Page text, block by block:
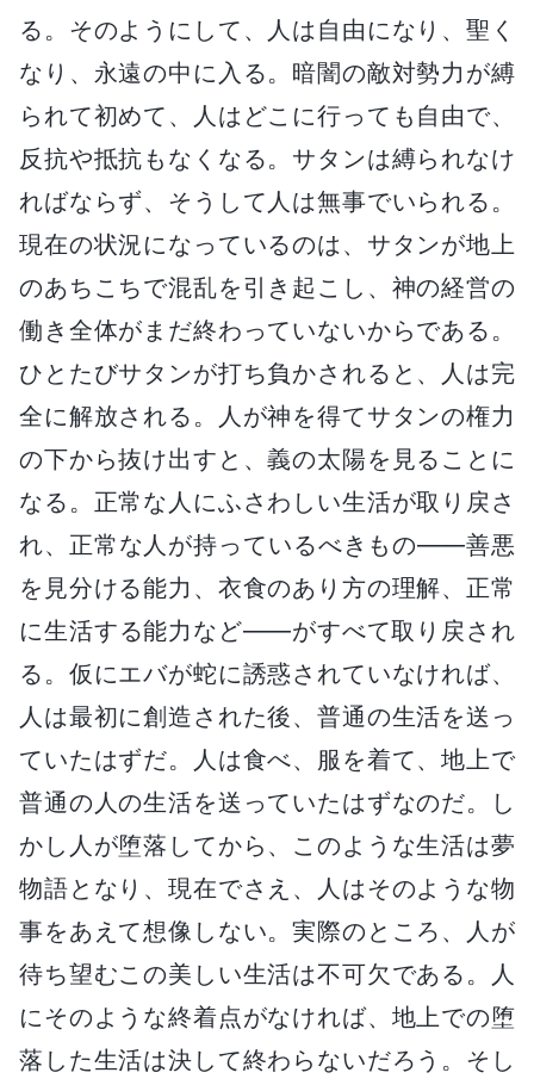
る。そのようにして、人は自由になり、聖く
なり、永遠の中に入る。暗闇の敵対勢力が縛
られて初めて、人はどこに行っても自由で、
反抗や抵抗もなくなる。サタンは縛られなけ
ればならず、そうして人は無事でいられる。
現在の状況になっているのは、サタンが地上
のあちこちで混乱を引き起こし、神の経営の
働き全体がまだ終わっていないからである。
ひとたびサタンが打ち負かされると、人は完
全に解放される。人が神を得てサタンの権力
の下から抜け出すと、義の太陽を見ることに
なる。正常な人にふさわしい生活が取り戻さ
れ、正常な人が持っているべきもの――善悪
を見分ける能力、衣食のあり方の理解、正常
に生活する能力など――がすべて取り戻され
る。仮にエバが蛇に誘惑されていなければ、
人は最初に創造された後、普通の生活を送っ
ていたはずだ。人は食べ、服を着て、地上で
普通の人の生活を送っていたはずなのだ。し
かし人が堕落してから、このような生活は夢
物語となり、現在でさえ、人はそのような物
事をあえて想像しない。実際のところ、人が
待ち望むこの美しい生活は不可欠である。人
にそのような終着点がなければ、地上での堕
落した生活は決して終わらないだろう。そし